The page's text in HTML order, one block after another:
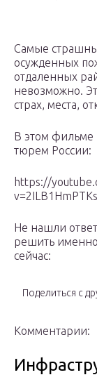
Самые
осужденных
отдаленных
невозможно.
страх, места,
В этом фильме
тюрем России:
https://
Не нашли
решить
сейчас:
Поделиться с
Комментарии: